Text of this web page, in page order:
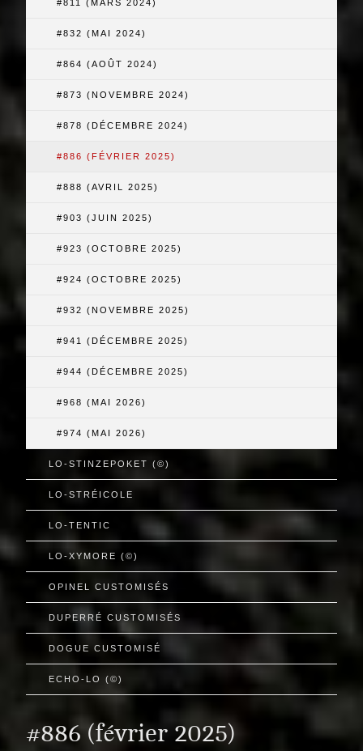
#811 (MARS 2024)
#832 (MAI 2024)
#864 (AOÛT 2024)
#873 (NOVEMBRE 2024)
#878 (DÉCEMBRE 2024)
#886 (FÉVRIER 2025)
#888 (AVRIL 2025)
#903 (JUIN 2025)
#923 (OCTOBRE 2025)
#924 (OCTOBRE 2025)
#932 (NOVEMBRE 2025)
#941 (DÉCEMBRE 2025)
#944 (DÉCEMBRE 2025)
#968 (MAI 2026)
#974 (MAI 2026)
LO-STINZEPOKET (©)
LO-STRÉICOLE
LO-TENTIC
LO-XYMORE (©)
OPINEL CUSTOMISÉS
DUPERRÉ CUSTOMISÉS
DOGUE CUSTOMISÉ
ECHO-LO (©)
#886 (février 2025)